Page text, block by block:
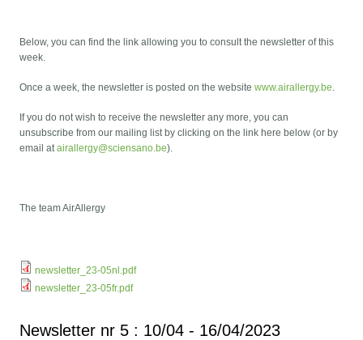
Below, you can find the link allowing you to consult the newsletter of this
week.
Once a week, the newsletter is posted on the websitewww.airallergy.be.
If you do not wish to receive the newsletter any more, you can
unsubscribe from our mailing list by clicking on the link here below (or by
email atairallergy@sciensano.be).
The team AirAllergy
newsletter_23-05nl.pdf
newsletter_23-05fr.pdf
Newsletter nr 5 : 10/04 - 16/04/2023